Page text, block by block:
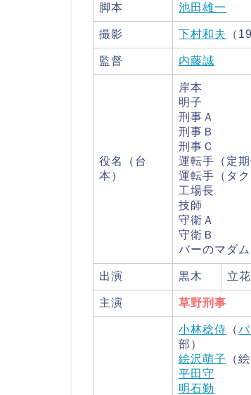
脚本 池田雄一
撮影 下村和夫 （
監督 内藤誠
役名（台
本）
岸本
明子
刑事Ａ
刑事Ｂ
刑事Ｃ
運転手（定期
運転手（タク
工場長
技師
守衛Ａ
守衛Ｂ
バーのマダム
出演 黒木 立花
主演 草野刑事
小林稔侍 （
部）
絵沢萌子
（
平田守
明石勤